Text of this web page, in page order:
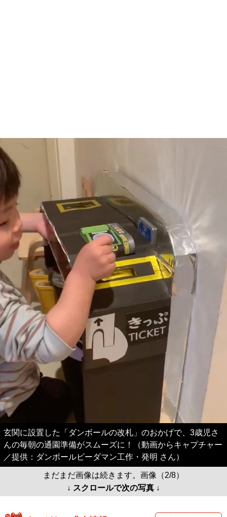
玄関に設置した「ダンボールの改札」のおかげで、3歳児さ
んの毎朝の通園準備がスムーズに！（動画からキャプチャー
／提供：ダンボールビーダマン工作・発明 さん）
まだまだ画像は続きます。画像（2/8）
↓ スクロールで次の写真 ↓